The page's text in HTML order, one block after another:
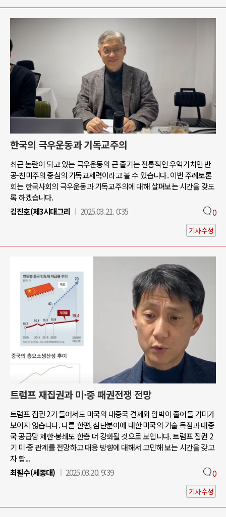
한국의 극우운동과 기독교주의
최근 논란이 되고 있는 극우운동의 큰 줄기는 전통적인 우익기치인 반
공-친미주의 중심의 기독교세력이라고 볼 수 있습니다. 이번 주례토론
회는 한국사회의 극우운동과 기독교주의에 대해 살펴보는 시간을 갖도
록 하겠습니다.
김진호(제3시대그리
2025.03.21. 0:35 0
기사수정
트럼프 재집권과 미·중 패권전쟁 전망
트럼프 집권 2기 들어서도 미국의 대중국 견제와 압박이 줄어들 기미가
보이지 않습니다. 다른 한편, 첨단분야에 대한 미국의 기술 독점과 대중
국 공급망 제한·봉쇄도 한층 더 강화될 것으로 보입니다. 트럼프 집권 2
기 미·중 관계를 전망하고 대응 방향에 대해서 고민해 보는 시간을 갖고
자 합...
최필수(세종대)
2025.03.20. 9:39 0
기사수정